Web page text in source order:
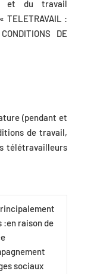
et du travail
TELETRAVAIL :
DE
(pendant et
de travail,
télétravailleurs
:en raison de
sociaux